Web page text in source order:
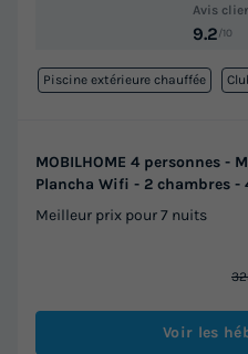
Avis
9.2/10
Piscine extérieure chauffée
MOBILHOME 4 personnes -
Plancha Wifi - 2 chambres -
Meilleur prix pour 7 nuits
Voir les